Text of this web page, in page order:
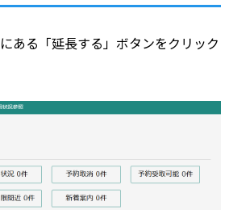
ある「延長する」ボタンをクリック